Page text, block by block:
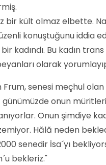
bir kült olmaz elbette.
konuştuğunu iddia
bir kadındı. Bu kadın
olarak
Frum, senesi meçhul
günümüzde onun
Onun şimdiye
Hălă neden
senedir İsa´yı
bekleriz."